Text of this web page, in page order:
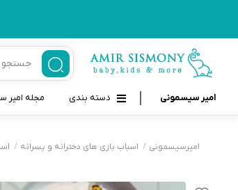
امیر سیسمونی دسته بندی
قاب و
مجله امیر
امیرسیسمونی اسباب بازی های دخترانه و پسرانه